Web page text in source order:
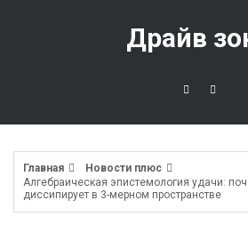
Драйв
Главная
Новости плюс
Алгебраическая эпистемология удачи:
диссипирует в 3-мерном пространстве